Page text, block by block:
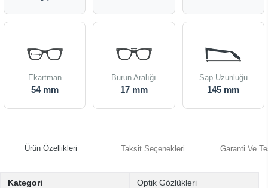
Ekartman
54 mm
Burun Aralığı
17 mm
Sap Uzunluğu
145 mm
Ürün Özellikleri Taksit Seçenekleri Garanti Ve
Kategori Optik Gözlükleri